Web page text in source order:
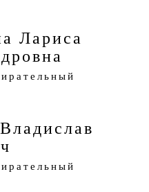
Лариса